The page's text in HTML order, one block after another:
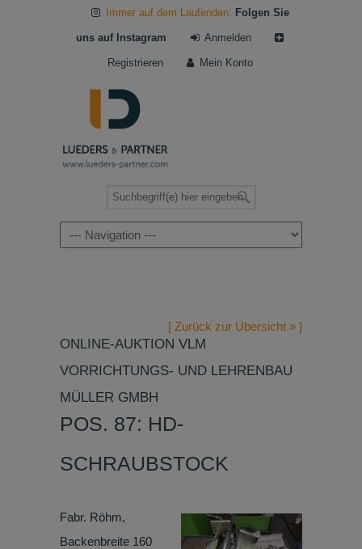
Immer auf dem Laufenden: Folgen Sie
uns auf Instagram Anmelden
Registrieren Mein Konto
Navigation
[ Zurück zur Übersicht » ]
ONLINE-AUKTION VLM
VORRICHTUNGS- UND LEHRENBAU
MÜLLER GMBH
POS. 87: HD-
SCHRAUBSTOCK
Fabr. Röhm,
Backenbreite 160